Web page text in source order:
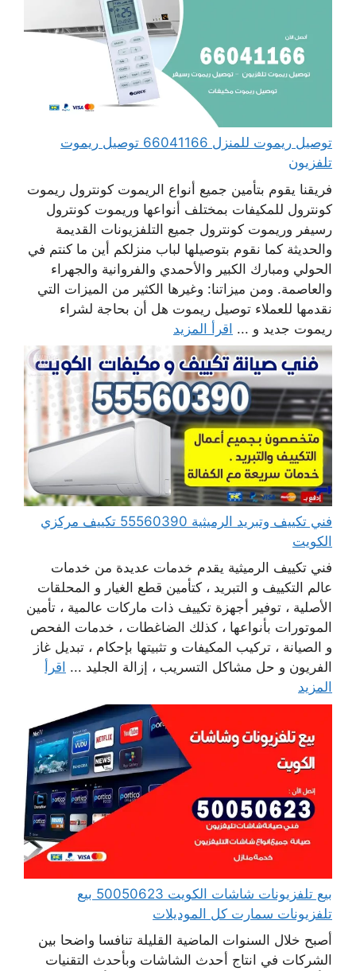
توصيل ريموت للمنزل 66041166 توصيل ريموت
تلفزيون
فريقنا يقوم بتأمين جميع أنواع الريموت كونترول ريموت
كونترول للمكيفات بمختلف أنواعها وريموت كونترول
رسيفر وريموت كونترول جميع التلفزيونات القديمة
والحديثة كما نقوم بتوصيلها لباب منزلكم أين ما كنتم في
الحولي ومبارك الكبير والأحمدي والفروانية والجهراء
والعاصمة. ومن ميزاتنا: وغيرها الكثير من الميزات التي
نقدمها للعملاء توصيل ريموت هل أن بحاجة لشراء
ريموت جديد و ... اقرأ المزيد
فني تكييف وتبريد الرميثية 55560390 تكييف مركزي
الكويت
فني تكييف الرميثية يقدم خدمات عديدة من خدمات
عالم التكييف و التبريد ، كتأمين قطع الغيار و المحلقات
الأصلية ، توفير أجهزة تكييف ذات ماركات عالمية ، تأمين
الموتورات بأنواعها ، كذلك الضاغطات ، خدمات الفحص
و الصيانة ، تركيب المكيفات و تثبيتها بإحكام ، تبديل غاز
الفريون و حل مشاكل التسريب ، إزالة الجليد ... اقرأ
المزيد
بيع تلفزيونات شاشات الكويت 50050623 بيع
تلفزيونات سمارت كل الموديلات
أصبح خلال السنوات الماضية القليلة تنافسا واضحا بين
الشركات في انتاج أحدث الشاشات وبأحدث التقنيات